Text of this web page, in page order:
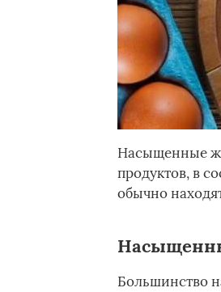
Насыщенные
продуктов, в
обычно
Большинство